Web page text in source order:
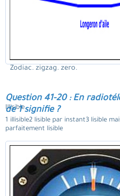
Zodiac. zigzag. zero.
Question 41-20 : En
de 1 signifie ?
Illisible.
1 illisible2 lisible par instant3 lisible
parfaitement lisible